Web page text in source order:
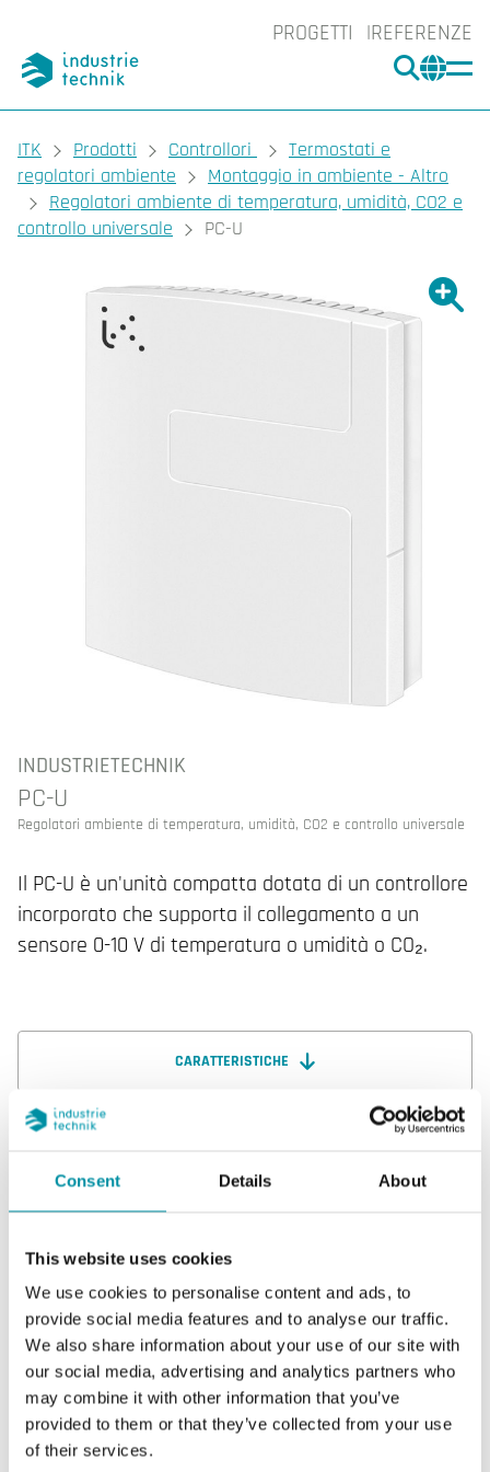
Consent Details About
This website uses cookies
We use cookies to personalise content and ads, to
provide social media features and to analyse our traffic.
We also share information about your use of our site with
our social media, advertising and analytics partners who
may combine it with other information that you’ve
provided to them or that they’ve collected from your use
of their services.
PROGETTI REFERENZE
CERCA
You are here:
ITK Prodotti Controllori
Termostati e
regolatori ambiente
Montaggio in ambiente - Altro
Regolatori ambiente di temperatura, umidità, CO2 e
controllo universale
PC-U
INDUSTRIETECHNIK
PC-U
Regolatori ambiente di temperatura, umidità, CO2 e controllo universale
Il PC-U è un'unità compatta dotata di un controllore
incorporato che supporta il collegamento a un
sensore 0-10 V di temperatura o umidità o CO₂.
CARATTERISTICHE
Caratteristiche
Caratteristiche di PC-U
Segnale di ingresso 0...10 V DC